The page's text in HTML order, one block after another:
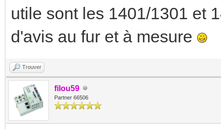
utile sont les 1401/1301 et
d'avis au fur et à mesure
Trouver
filou59
Partner 66506